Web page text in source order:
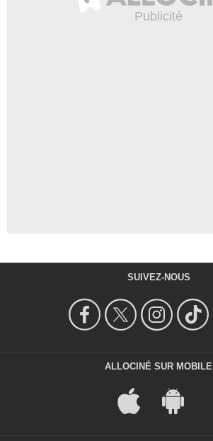
SUIVEZ-NOUS
ALLOCINÉ SUR MOBILE